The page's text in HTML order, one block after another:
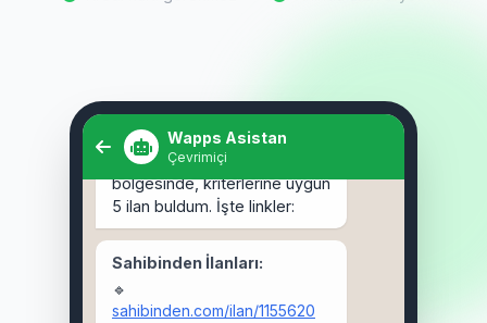
Wapps Asistan
Çevrimiçi
ev arıyorum. 🏠
Selam Ahmet! 👋 Kadıköy
bölgesinde, kriterlerine uygun
5 ilan buldum. İşte linkler:
Sahibinden İlanları:
🔹
sahibinden.com/ilan/1155620